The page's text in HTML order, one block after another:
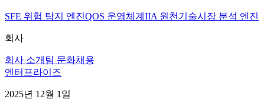
SFE 위험 탐지 엔진QOS 운영체계 IIA 원천기술시장 분석 엔진
회사
회사 소개 팀 문화채용
엔터프라이즈
2025년 12월 1일